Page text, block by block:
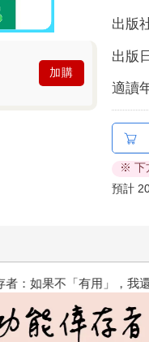
加購
出版
出版
適讀
※ 下
預計
量作者親簽版）